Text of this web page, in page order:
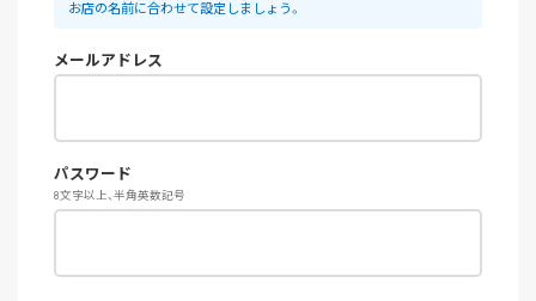
お店の名前に合わせて設定しましょう。
メールアドレス
パスワード
8文字以上、半角英数記号